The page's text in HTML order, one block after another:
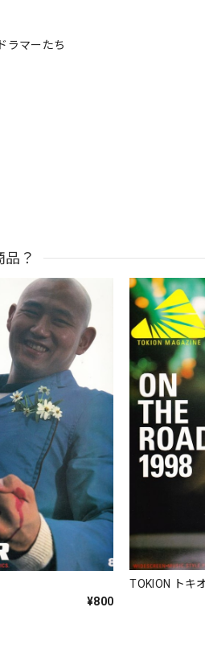
ラマーたち
品？
¥800
TOKION トキ